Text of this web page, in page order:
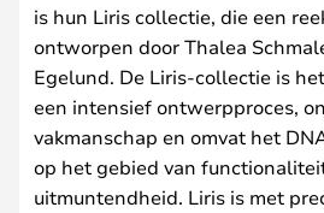
is hun Liris collectie, die een
ontworpen door Thalea
Egelund. De Liris-collectie is
een intensief ontwerpproces,
vakmanschap en omvat het
op het gebied van
uitmuntendheid. Liris is met